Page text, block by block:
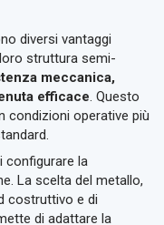
diversi vantaggi
struttura semi-
meccanica,
efficace. Questo
condizioni operative più
configurare la
La scelta del metallo,
costruttivo e di
di adattare la